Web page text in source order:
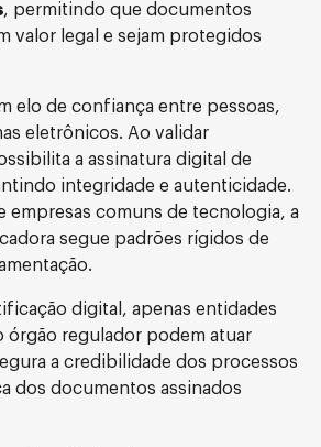
, permitindo que documentos
valor legal e sejam protegidos
elo de confiança entre pessoas,
eletrônicos. Ao validar
a assinatura digital de
integridade e autenticidade.
empresas comuns de tecnologia, a
segue padrões rígidos de
digital, apenas entidades
órgão regulador podem atuar
a credibilidade dos processos
dos documentos assinados